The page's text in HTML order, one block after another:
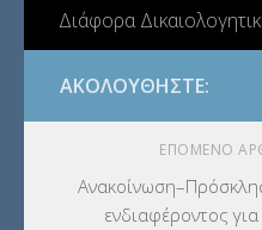
Διάφορα
ΑΚΟΛΟΥΘΉΣΤΕ:
ΕΠΌΜΕΝΟ
ενδιαφέροντος